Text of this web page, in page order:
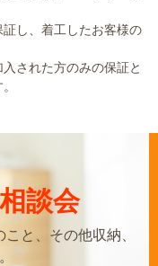
し、着工したお客様の
された方のみの保証と
談会
と、その他収納、